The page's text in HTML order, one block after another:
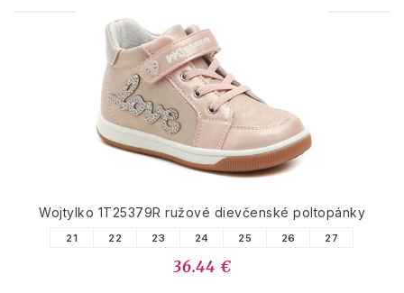
PODOBNÉ PRODUKTY
Wojtylko 1T25379R ružové dievčenské poltopánky
21 22 23 24 25 26 27
36.44 €